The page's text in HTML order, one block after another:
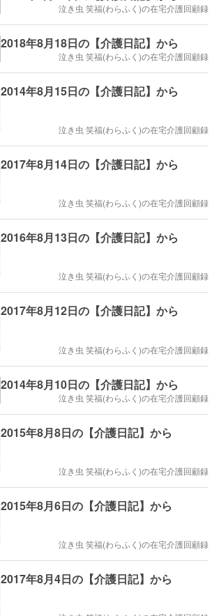
泣き虫 笑福(わらふく)の在宅介護回顧録
2018年8月18日の【介護日記】から
泣き虫 笑福(わらふく)の在宅介護回顧録
2014年8月15日の【介護日記】から
泣き虫 笑福(わらふく)の在宅介護回顧録
2017年8月14日の【介護日記】から
泣き虫 笑福(わらふく)の在宅介護回顧録
2016年8月13日の【介護日記】から
泣き虫 笑福(わらふく)の在宅介護回顧録
2017年8月12日の【介護日記】から
泣き虫 笑福(わらふく)の在宅介護回顧録
2014年8月10日の【介護日記】から
泣き虫 笑福(わらふく)の在宅介護回顧録
2015年8月8日の【介護日記】から
泣き虫 笑福(わらふく)の在宅介護回顧録
2015年8月6日の【介護日記】から
泣き虫 笑福(わらふく)の在宅介護回顧録
2017年8月4日の【介護日記】から